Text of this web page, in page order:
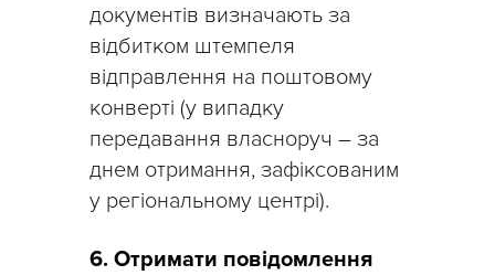
документів визначають за
відбитком штемпеля
відправлення на поштовому
конверті (у випадку
передавання власноруч – за
днем отримання, зафіксованим
у регіональному центрі).
6. Отримати повідомлення